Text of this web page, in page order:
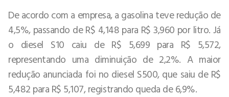
De acordo com a empresa, a gasolina teve redução de
4,5%, passando de R$ 4,148 para R$ 3,960 por litro. Já
o diesel S10 caiu de R$ 5,699 para R$ 5,572,
representando uma diminuição de 2,2%. A maior
redução anunciada foi no diesel S500, que saiu de R$
5,482 para R$ 5,107, registrando queda de 6,9%.